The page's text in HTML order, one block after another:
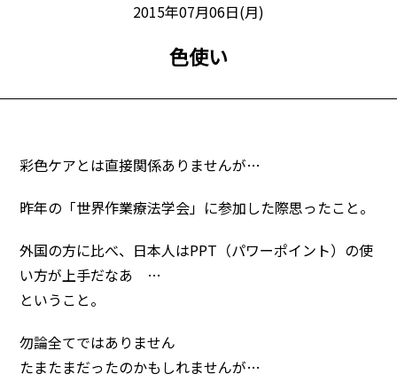
2015年07月06日(月)
色使い
彩色ケアとは直接関係ありませんが…
昨年の「世界作業療法学会」に参加した際思ったこと。
外国の方に比べ、日本人はPPT（パワーポイント）の使
い方が上手だなあ …
ということ。
勿論全てではありません
たまたまだったのかもしれませんが…